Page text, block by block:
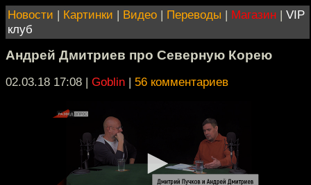
Новости | Картинки | Видео | Переводы | Магазин | VIP
клуб
Андрей Дмитриев про Северную Корею
02.03.18 17:08 | Goblin | 56 комментариев